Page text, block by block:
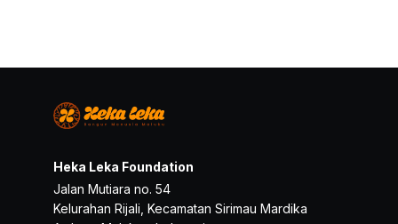
KOTA
Heka Leka Foundation
Jalan Mutiara no. 54
Kelurahan Rijali, Kecamatan Sirimau Mardika